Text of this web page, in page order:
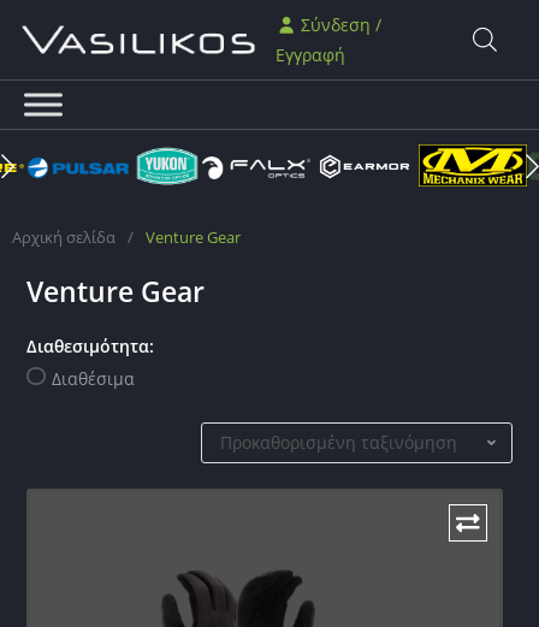
Σύνδεση /
Εγγραφή
Αρχική σελίδα / Venture Gear
Venture Gear
Διαθεσιμότητα:
Διαθέσιμα
Προκαθορισμένη ταξινόμηση